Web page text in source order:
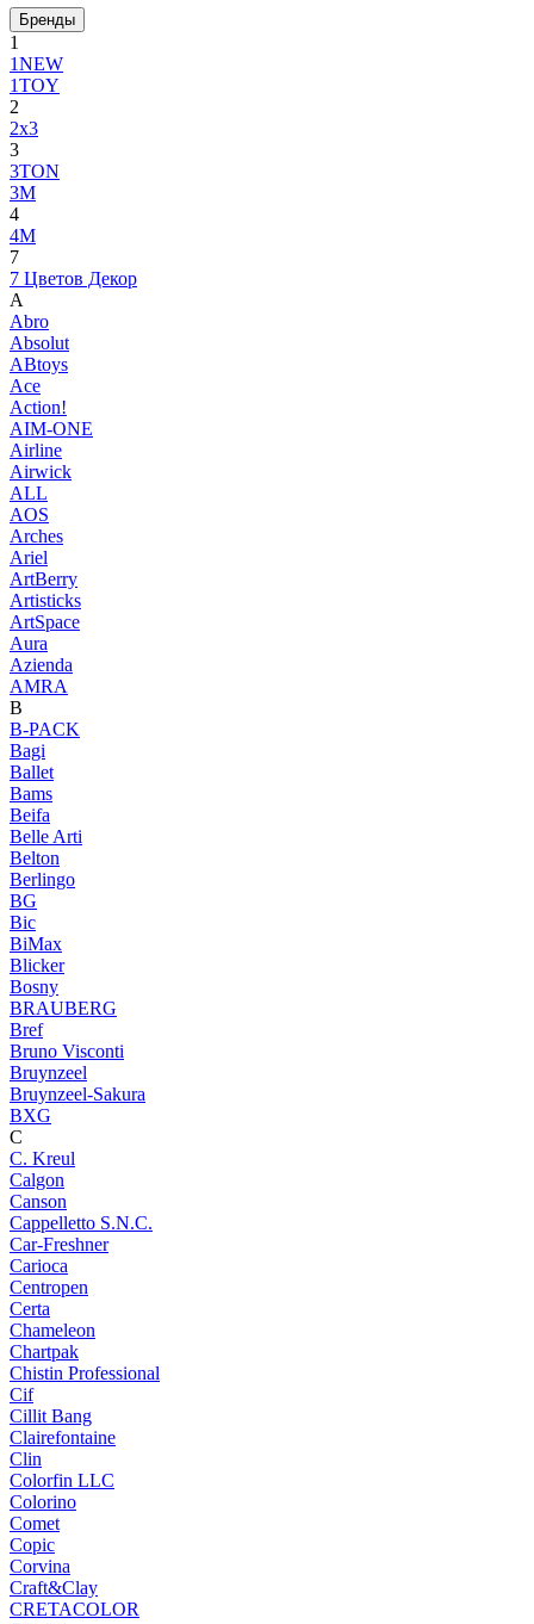
Бренды
1
1NEW
1TOY
2
2x3
3
3TON
3М
4
4M
7
7 Цветов Декор
A
Abro
Absolut
ABtoys
Ace
Action!
AIM-ONE
Airline
Airwick
ALL
AOS
Arches
Ariel
ArtBerry
Artisticks
ArtSpace
Aura
Azienda
AМRA
B
B-PACK
Bagi
Ballet
Bams
Beifa
Belle Arti
Belton
Berlingo
BG
Bic
BiMax
Blicker
Bosny
BRAUBERG
Bref
Bruno Visconti
Bruynzeel
Bruynzeel-Sakura
BXG
C
C. Kreul
Calgon
Canson
Cappelletto S.N.C.
Car-Freshner
Carioca
Centropen
Certa
Chameleon
Chartpak
Chistin Professional
Cif
Cillit Bang
Clairefontaine
Clin
Colorfin LLC
Colorino
Comet
Copic
Corvina
Craft&Clay
CRETACOLOR